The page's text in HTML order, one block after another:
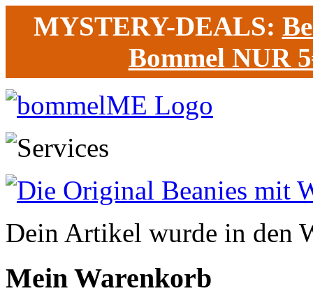
MYSTERY-DEALS:
Bommel NUR
Dein Artikel wurde in den
Mein Warenkorb